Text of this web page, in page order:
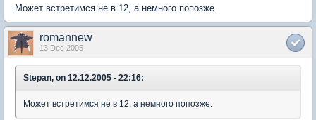
Может встретимся не в 12, а немного попозже.
romannew
13 Dec 2005
Stepan, on 12.12.2005 - 22:16:
Может встретимся не в 12, а немного попозже.